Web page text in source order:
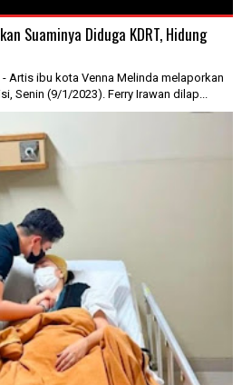
Suaminya Diduga KDRT, Hidung
Artis ibu kota Venna Melinda melaporkan
Senin (9/1/2023). Ferry Irawan dilap...